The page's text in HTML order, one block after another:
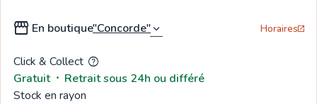
storefront En boutique expand_more
Click & Collect help
Retrait sous 24h ou différé
  ⸱
Gratuit
Stock en rayon
Horairesopen_in_new